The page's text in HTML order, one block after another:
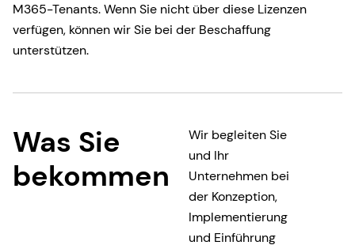
M365-Tenants. Wenn Sie nicht über diese Lizenzen
verfügen, können wir Sie bei der Beschaffung
unterstützen.
Was Sie
bekommen
Wir begleiten Sie
und Ihr
Unternehmen bei
der Konzeption,
Implementierung
und Einführung